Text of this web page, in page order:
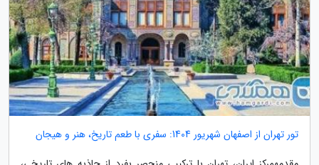
تور تهران از اصفهان شهریور 1404: سفری با طعم تاریخ، هنر و هیجان